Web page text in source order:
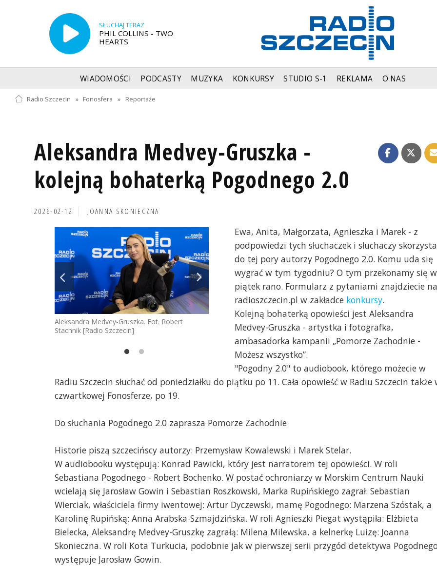
SŁUCHAJ TERAZ
PHIL COLLINS - TWO
HEARTS
WIADOMOŚCI PODCASTY MUZYKA KONKURSY STUDIO S-1 REKLAMA O NAS
Radio Szczecin » Fonosfera » Reportaże
Aleksandra Medvey-Gruszka -
kolejną bohaterką Pogodnego 2.0
2026-02-12 JOANNA SKONIECZNA
Aleksandra Medvey-Gruszka. Fot. Robert
Stachnik [Radio Szczecin]
grafika Wojciech Ochrymiuk
Aleksandra Medvey-
Stachnik [Radio
Ewa, Anita, Małgorzata, Agnieszka i Marek - z
podpowiedzi tych słuchaczek i słuchaczy
do tej pory autorzy Pogodnego 2.0. Komu uda się
wygrać w tym tygodniu? O tym przekonamy się w
piątek rano. Formularz z pytaniami znajdziecie na
radioszczecin.pl w zakładce konkursy.
Kolejną bohaterką opowieści jest Aleksandra
Medvey-Gruszka - artystka i fotografka,
ambasadorka kampanii „Pomorze Zachodnie -
Możesz wszystko”.
"Pogodny 2.0" to audiobook, którego możecie w
Radiu Szczecin słuchać od poniedziałku do piątku po 11. Cała opowieść w Radiu Szczecin także
czwartkowej Fonosferze, po 19.
Do słuchania Pogodnego 2.0 zaprasza Pomorze Zachodnie
Historie piszą szczecińscy autorzy: Przemysław Kowalewski i Marek Stelar.
W audiobooku występują: Konrad Pawicki, który jest narratorem tej opowieści. W roli
Sebastiana Pogodnego - Robert Bochenko. W postać ochroniarzy w Morskim Centrum Nauki
wcielają się Jarosław Gowin i Sebastian Roszkowski, Marka Rupińskiego zagrał: Sebastian
Wierciak, właściciela firmy iwentowej: Artur Dyczewski, mamę Pogodnego: Marzena Szóstak, a
Karolinę Rupińską: Anna Arabska-Szmajdzińska. W roli Agnieszki Piegat wystąpiła: Elżbieta
Bielecka, Aleksandrę Medvey-Gruszkę zagrałą: Milena Milewska, a kelnerkę Luizę: Joanna
Skonieczna. W roli Kota Turkucia, podobnie jak w pierwszej serii przygód detektywa
występuje Jarosław Gowin.